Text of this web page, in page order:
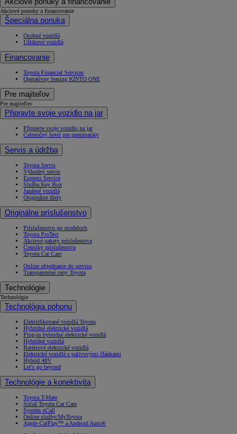
Od16 690 €
vr. zvýhodnenia1 000 €
a bonusu za výkup500 €
Nový Yaris Cross
HYBRID
Akciové ponuky a financovanie
Špeciálna ponuka
Osobné vozidlá
Úžitkové vozidlá
Financovanie
Toyota Financial Services
Operatívny leasing KINTO ONE
Pre majiteľov
Pre majiteľov
Připravte svoje vozidlo na jar
Připravte svoje vozidlo na jar
Celoročný hotel pre pneumatiky
Servis a údržba
Toyota Servis
Výhodný servis
Express Service
Služba Key Box
Jazdené vozidlá
Originálne diely
Originálne príslušenstvo
Príslušenstvo po modeloch
Toyota ProTect
Akciové pakety príslušenstva
Cenníky príslušenstva
Toyota Car Care
Online objednanie do servisu
Transparentné ceny Toyota
Technológie
Technológie
Technológia pohonu
Elektrifikované vozidlá Toyota
Hybridné elektrické vozidlá
Plug-in hybridné elektrické vozidlá
Hybridné vozidlá
Batériové elektrické vozidlá
Elektrické vozidlá s palivovými článkami
Hybrid 48V
Let's go beyond
Technológie a konektivita
Toyota T-Mate
Súťaž Toyota Car Care
Systém eCall
Online služby/MyToyota
Apple CarPlay™ a Android Auto®